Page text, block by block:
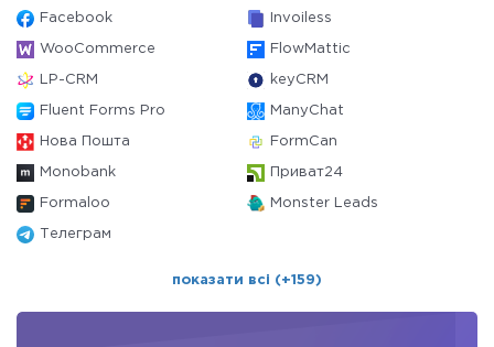
Facebook Invoiless
WooCommerce FlowMattic
LP-CRM keyCRM
Fluent Forms Pro ManyChat
Нова Пошта FormCan
Monobank Приват24
Formaloo Monster Leads
Телеграм
показати всі (+159)